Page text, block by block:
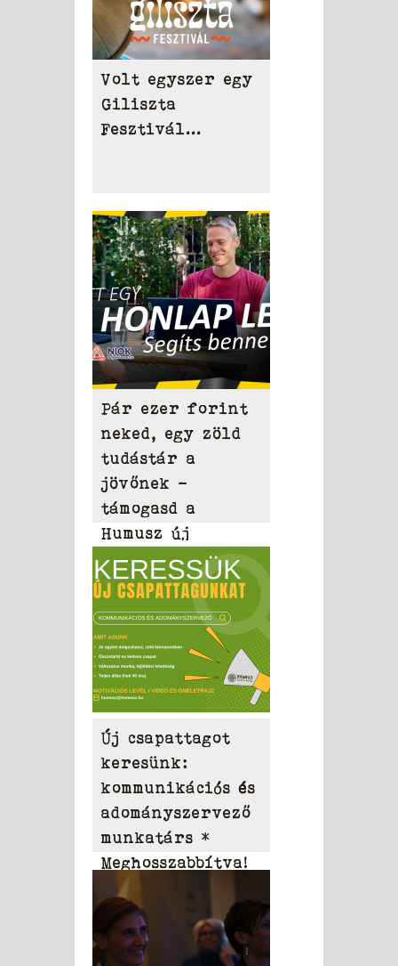
Volt egyszer egy
Giliszta
Fesztivál...
Pár ezer forint
neked, egy zöld
tudástár a
jövőnek –
támogasd a
Humusz új
honlapját!
Új csapattagot
keresünk:
kommunikációs és
adományszervező
munkatárs *
Meghosszabbítva!